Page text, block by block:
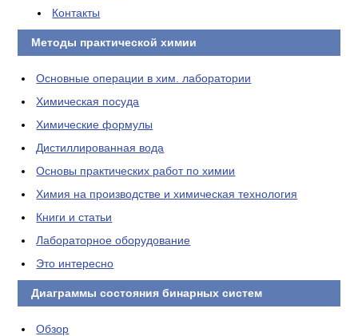
Контакты
Методы практической химии
Основные операции в хим. лаборатории
Химическая посуда
Химические формулы
Дистиллированная вода
Основы практических работ по химии
Химия на производстве и химическая технология
Книги и статьи
Лабораторное оборудование
Это интересно
Диаграммы состояния бинарных систем
Обзор